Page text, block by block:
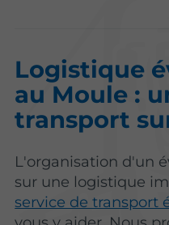
Logistique
au Moule :
transport
L'organisation d'un
sur une logistique
service de transport